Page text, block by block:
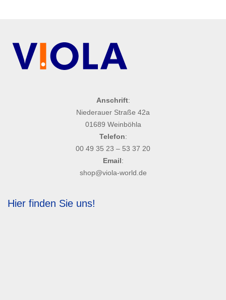
Anschrift:
Niederauer Straße 42a
01689 Weinböhla
Telefon:
00 49 35 23 – 53 37 20
Email:
shop@viola-world.de
Hier finden Sie uns!